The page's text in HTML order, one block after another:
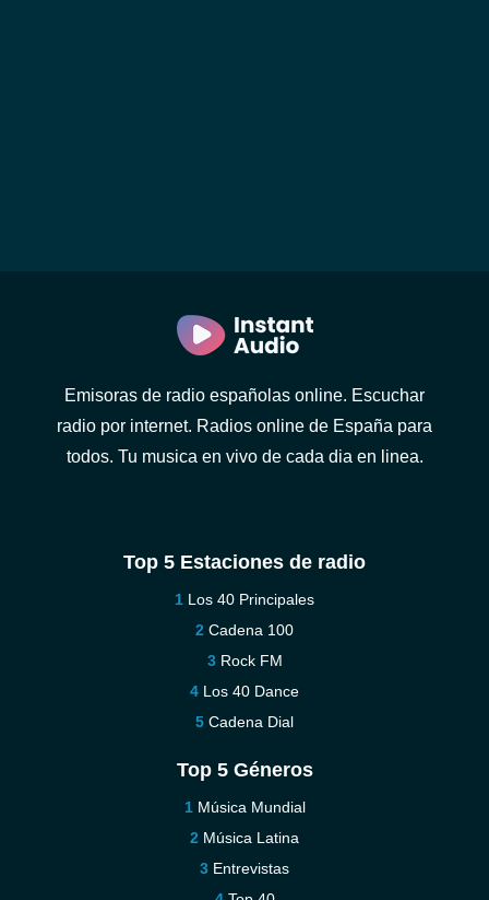
Emisoras de radio españolas online. Escuchar
radio por internet. Radios online de España para
todos. Tu musica en vivo de cada dia en linea.
Top 5 Estaciones de radio
Los 40 Principales
Cadena 100
Rock FM
Los 40 Dance
Cadena Dial
Top 5 Géneros
Música Mundial
Música Latina
Entrevistas